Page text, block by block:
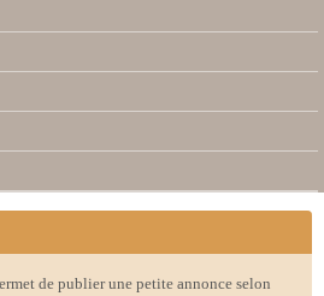
de publier une petite annonce selon